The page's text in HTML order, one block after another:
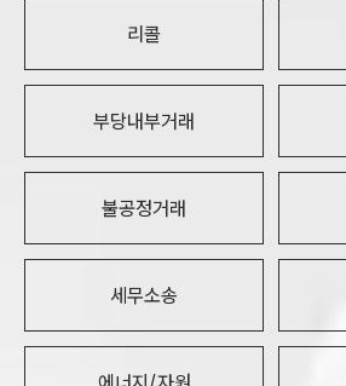
리콜
부당내부거래
불공정거래
세무소송